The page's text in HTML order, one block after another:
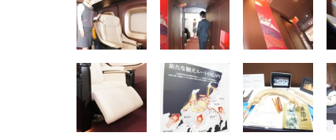
[EdoErgo] オフィスチェア 椅
子 テレワーク 疲れない 跳ね
上げ式アームレスト コンパク
SIHOO B100 オフィスチェア
／デスクチェア メッシュチェ
ア 人間工学 疲れない ブラッ
EIZO ビジネス向けプレミア
ムモニター | FlexScan
EV3240X-WT | 31.5型4K
UHD・USB Type-C・ホワイ
EIZO ビジネス向けプレミア
ムモニター | FlexScan
EV2740X-WT | 27.0型4K
UHD・USB Type-C・ホワイ
Amazonベーシック ペットシ
ーツ 薄型 レギュラー 1回使い
捨て 無香料 ホワイト 300枚
Amazonベーシック ペットシ
ーツ 厚型 ワイド 42枚x2袋(84
枚) ホワイト(吸収面:ライトブ